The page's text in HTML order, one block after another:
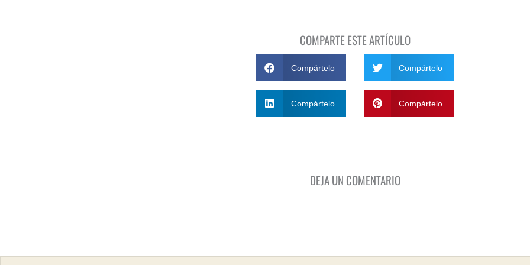
COMPARTE ESTE ARTÍCULO
Compártelo Compártelo
Compártelo Compártelo
DEJA UN COMENTARIO